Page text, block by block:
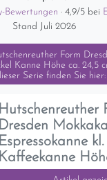
Bewertungen · 4,9/5 bei
Stand Juli 2026
Form
Kanne Höhe ca. 24,5
Serie finden Sie hier:
Hutschenreuther
Dresden
Espressokanne kl.
Kaffeekanne